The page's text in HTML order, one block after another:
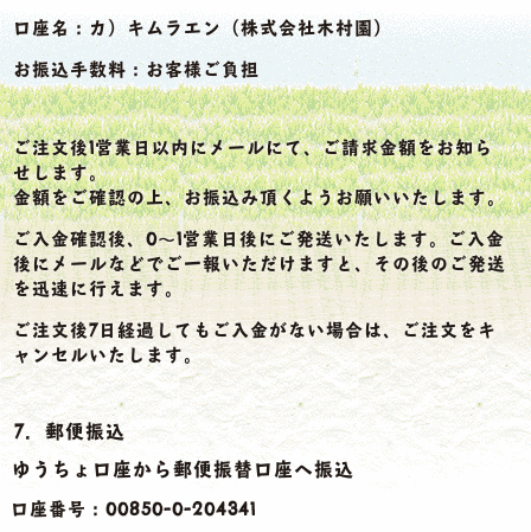
口座名：カ）キムラエン（株式会社木村園）
お振込手数料：お客様ご負担
ご注文後1営業日以内にメールにて、ご請求金額をお知ら
せします。
金額をご確認の上、お振込み頂くようお願いいたします。
ご入金確認後、0～1営業日後にご発送いたします。ご入金
後にメールなどでご一報いただけますと、その後のご発送
を迅速に行えます。
ご注文後7日経過してもご入金がない場合は、ご注文をキ
ャンセルいたします。
7．郵便振込
ゆうちょ口座から郵便振替口座へ振込
口座番号：00850-0-204341